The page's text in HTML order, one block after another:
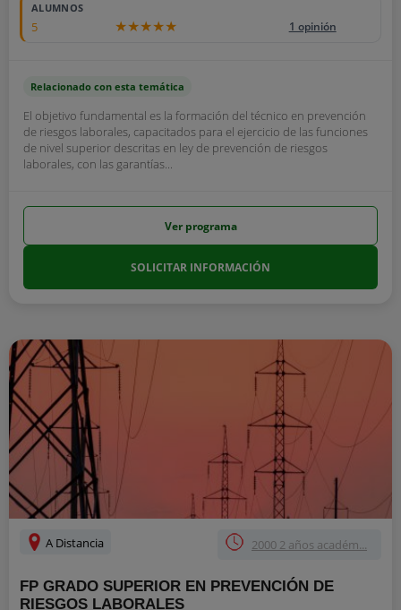
ALUMNOS
5 1 opinión
Relacionado con esta temática
El objetivo fundamental es la formación del técnico en prevención
de riesgos laborales, capacitados para el ejercicio de las funciones
de nivel superior descritas en ley de prevención de riesgos
laborales, con las garantías...
Ver programa
SOLICITAR INFORMACIÓN
A Distancia 2000 2 años académ...
FP GRADO SUPERIOR EN PREVENCIÓN DE
RIESGOS LABORALES